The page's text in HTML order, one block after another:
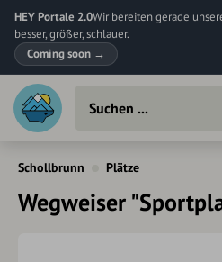
HEY Portale 2.0Wir bereiten gerade
besser, größer, schlauer.
Coming soon →
Schollbrunn Plätze
Wegweiser